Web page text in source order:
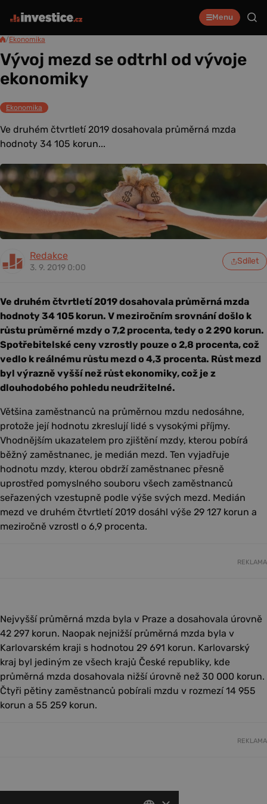
Menu
/Ekonomika
Vývoj mezd se odtrhl od vývoje
ekonomiky
Ekonomika
Ve druhém čtvrtletí 2019 dosahovala průměrná mzda
hodnoty 34 105 korun...
Redakce
3. 9. 2019 0:00
Sdílet
Ve druhém čtvrtletí 2019 dosahovala průměrná mzda
hodnoty 34 105 korun. V meziročním srovnání došlo k
růstu průměrné mzdy o 7,2 procenta, tedy o 2 290 korun.
Spotřebitelské ceny vzrostly pouze o 2,8 procenta, což
vedlo k reálnému růstu mezd o 4,3 procenta. Růst mezd
byl výrazně vyšší než růst ekonomiky, což je z
dlouhodobého pohledu neudržitelné.
Většina zaměstnanců na průměrnou mzdu nedosáhne,
protože její hodnotu zkreslují lidé s vysokými příjmy.
Vhodnějším ukazatelem pro zjištění mzdy, kterou pobírá
běžný zaměstnanec, je medián mezd. Ten vyjadřuje
hodnotu mzdy, kterou obdrží zaměstnanec přesně
uprostřed pomyslného souboru všech zaměstnanců
seřazených vzestupně podle výše svých mezd. Medián
mezd ve druhém čtvrtletí 2019 dosáhl výše 29 127 korun a
meziročně vzrostl o 6,9 procenta.
REKLAMA
Nejvyšší průměrná mzda byla v Praze a dosahovala úrovně
42 297 korun. Naopak nejnižší průměrná mzda byla v
Karlovarském kraji s hodnotou 29 691 korun. Karlovarský
kraj byl jediným ze všech krajů České republiky, kde
průměrná mzda dosahovala nižší úrovně než 30 000 korun.
Čtyři pětiny zaměstnanců pobírali mzdu v rozmezí 14 955
korun a 55 259 korun.
REKLAMA